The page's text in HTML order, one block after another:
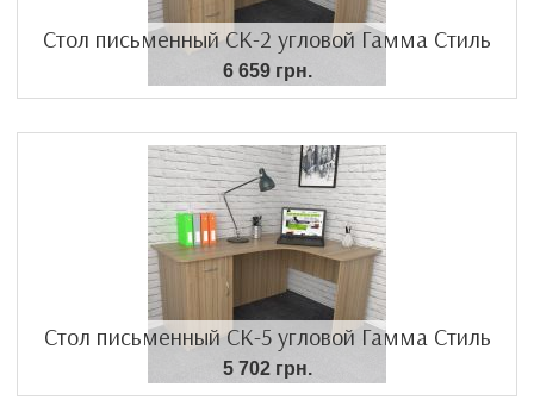
Стол письменный СК-2 угловой Гамма Стиль
6 659 грн.
Стол письменный СК-5 угловой Гамма Стиль
5 702 грн.